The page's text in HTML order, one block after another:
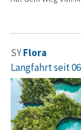
SYFlora
Langfahrt seit